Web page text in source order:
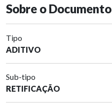
Sobre o Documento
Tipo
ADITIVO
Sub-tipo
RETIFICAÇÃO